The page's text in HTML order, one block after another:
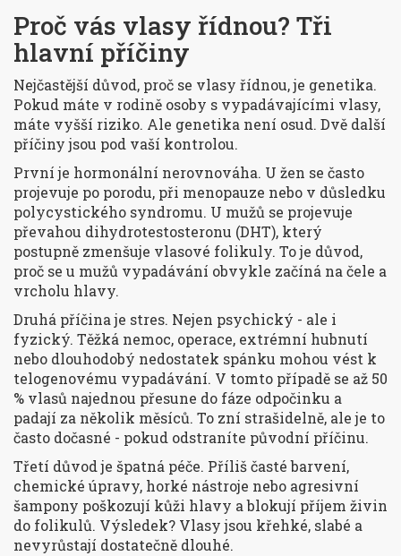
Proč vás vlasy řídnou? Tři
hlavní příčiny
Nejčastější důvod, proč se vlasy řídnou, je genetika.
Pokud máte v rodině osoby s vypadávajícími vlasy,
máte vyšší riziko. Ale genetika není osud. Dvě další
příčiny jsou pod vaší kontrolou.
První je hormonální nerovnováha. U žen se často
projevuje po porodu, při menopauze nebo v důsledku
polycystického syndromu. U mužů se projevuje
převahou dihydrotestosteronu (DHT), který
postupně zmenšuje vlasové folikuly. To je důvod,
proč se u mužů vypadávání obvykle začíná na čele a
vrcholu hlavy.
Druhá příčina je stres. Nejen psychický - ale i
fyzický. Těžká nemoc, operace, extrémní hubnutí
nebo dlouhodobý nedostatek spánku mohou vést k
telogenovému vypadávání. V tomto případě se až 50
% vlasů najednou přesune do fáze odpočinku a
padají za několik měsíců. To zní strašidelně, ale je to
často dočasné - pokud odstraníte původní příčinu.
Třetí důvod je špatná péče. Příliš časté barvení,
chemické úpravy, horké nástroje nebo agresivní
šampony poškozují kůži hlavy a blokují příjem živin
do folikulů. Výsledek? Vlasy jsou křehké, slabé a
nevyrůstají dostatečně dlouhé.